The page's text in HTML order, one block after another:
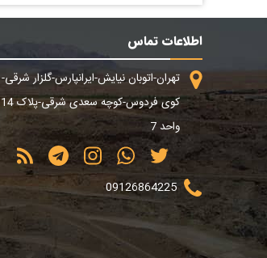
اطلاعات تماس
تهران-اتوبان نیایش-ایرانپارس-گلزار شرقی-
کوی فردوس-کوچه سعدی شرقی-پلاک 14
واحد 7
09126864225